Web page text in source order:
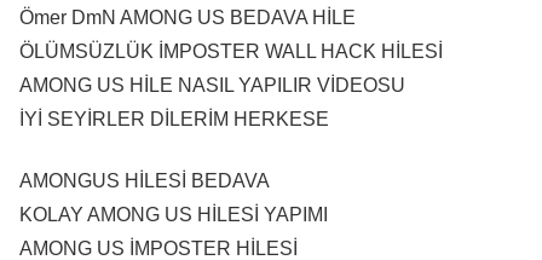
Ömer DmN AMONG US BEDAVA HİLE
ÖLÜMSÜZLÜK İMPOSTER WALL HACK HİLESİ
AMONG US HİLE NASIL YAPILIR VİDEOSU
İYİ SEYİRLER DİLERİM HERKESE
AMONGUS HİLESİ BEDAVA
KOLAY AMONG US HİLESİ YAPIMI
AMONG US İMPOSTER HİLESİ